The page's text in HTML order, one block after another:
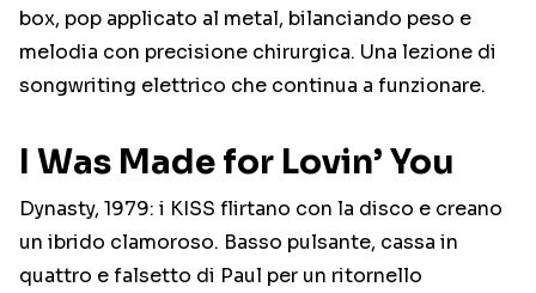
box, pop applicato al metal, bilanciando peso e
melodia con precisione chirurgica. Una lezione di
songwriting elettrico che continua a funzionare.
I Was Made for Lovin’ You
Dynasty, 1979: i KISS flirtano con la disco e creano
un ibrido clamoroso. Basso pulsante, cassa in
quattro e falsetto di Paul per un ritornello